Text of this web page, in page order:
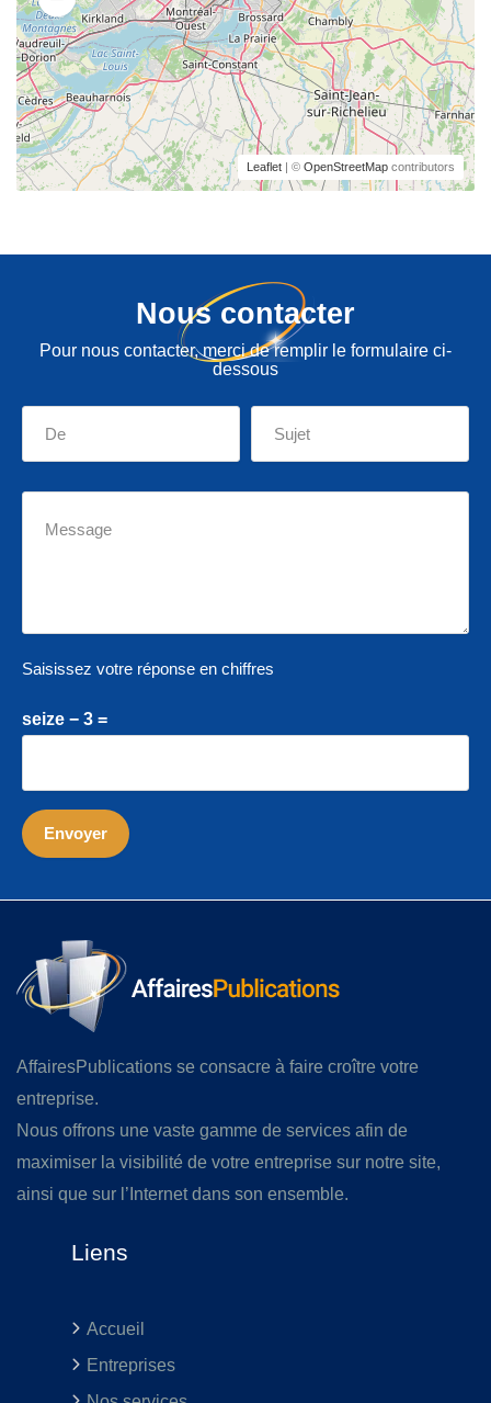
Leaflet | © OpenStreetMap contributors
Nous contacter
Pour nous contacter, merci de remplir le formulaire ci-
dessous
Saisissez votre réponse en chiffres
seize − 3 =
AffairesPublications se consacre à faire croître votre
entreprise.
Nous offrons une vaste gamme de services afin de
maximiser la visibilité de votre entreprise sur notre site,
ainsi que sur l’Internet dans son ensemble.
Liens
Accueil
Entreprises